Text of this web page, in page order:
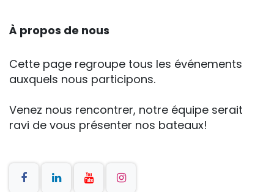
À propos de nous
Cette page regroupe tous les événements
auxquels nous participons.
Venez nous rencontrer, notre équipe serait
ravi de vous présenter nos bateaux!